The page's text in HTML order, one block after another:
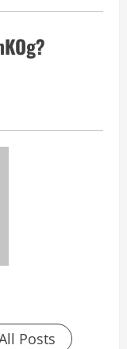
Posts